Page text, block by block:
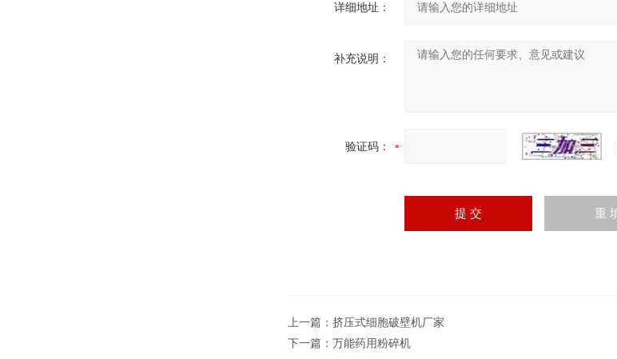
详细地址：
补充说明：
验证码：
上一篇： 挤压式细胞破壁机厂家
下一篇： 万能药用粉碎机